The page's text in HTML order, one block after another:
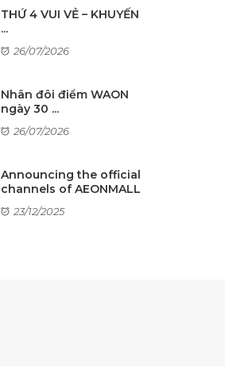
THỨ 4 VUI VẺ – KHUYẾN
...
26/07/2026
Nhân đôi điểm WAON
ngày 30 ...
26/07/2026
Announcing the official
channels of AEONMALL
23/12/2025